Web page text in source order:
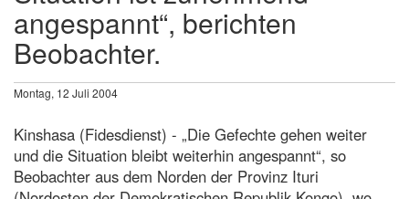
angespannt“, berichten
Beobachter.
Montag, 12 Juli 2004
Kinshasa (Fidesdienst) - „Die Gefechte gehen weiter
und die Situation bleibt weiterhin angespannt“, so
Beobachter aus dem Norden der Provinz Ituri